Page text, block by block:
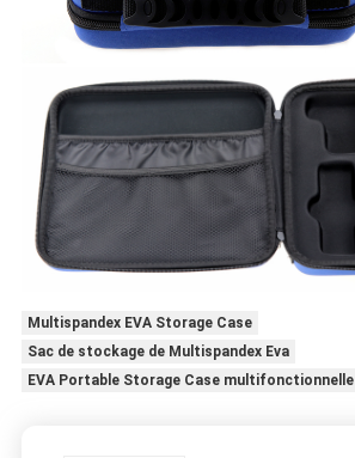
Multispandex EVA Storage Case
Sac de stockage de Multispandex Eva
EVA Portable Storage Case multifonctionnelle